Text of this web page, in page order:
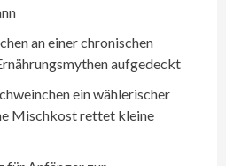
an einer chronischen
aufgedeckt
ein wählerischer
Mischkost rettet kleine